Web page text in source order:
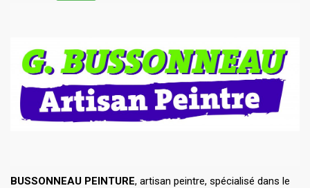
BUSSONNEAU PEINTURE, artisan peintre, spécialisé dans le